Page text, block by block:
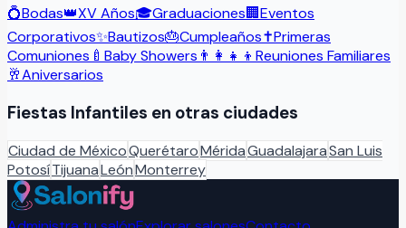
💍Bodas👑XV Años🎓Graduaciones🏢Eventos
Corporativos✨Bautizos🎂Cumpleaños✝️Primeras
Comuniones 🍼 Baby Showers 👨‍👩‍👧‍👦 Reuniones Familiares
🥂Aniversarios
Fiestas Infantiles en otras ciudades
Ciudad de MéxicoQuerétaroMéridaGuadalajaraSan Luis
PotosíTijuanaLeónMonterrey